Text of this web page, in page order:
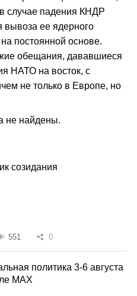
случае падения КНДР
вывоза ее ядерного
постоянной основе.
обещания, дававшиеся
НАТО на восток, с
не только в Европе, но
не найдены.
созидания
551 0
политика 3-6 августа
MAX